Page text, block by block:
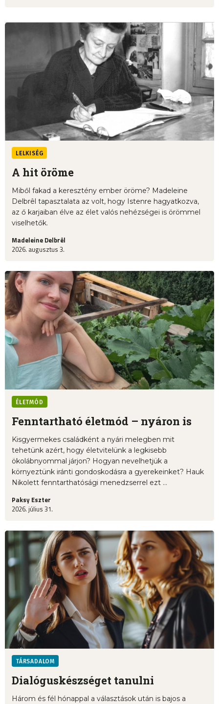
LELKISÉG
A hit öröme
Miből fakad a keresztény ember öröme? Madeleine
Delbrêl tapasztalata az volt, hogy Istenre hagyatkozva,
az ő karjaiban élve az élet valós nehézségei is örömmel
viselhetők.
Madeleine Delbrêl
2026. augusztus 3.
ÉLETMÓD
Fenntartható életmód – nyáron is
Kisgyermekes családként a nyári melegben mit
tehetünk azért, hogy életvitelünk a legkisebb
ökolábnyommal járjon? Hogyan nevelhetjük a
környeztünk iránti gondoskodásra a gyerekeinket? Hauk
Nikolett fenntarthatósági menedzserrel ezt ...
Paksy Eszter
2026. július 31.
TÁRSADALOM
Dialóguskészséget tanulni
Három és fél hónappal a választások után is bajos a